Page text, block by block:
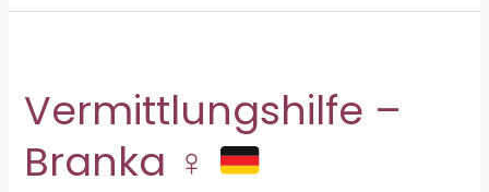
Loki
Vermittlungshilfe –
Branka ♀